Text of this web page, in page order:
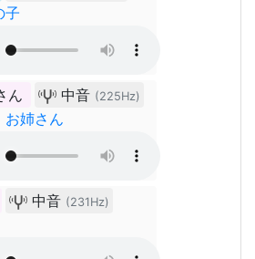
子
ん 中音 (225Hz)
お姉さん
中音 (231Hz)